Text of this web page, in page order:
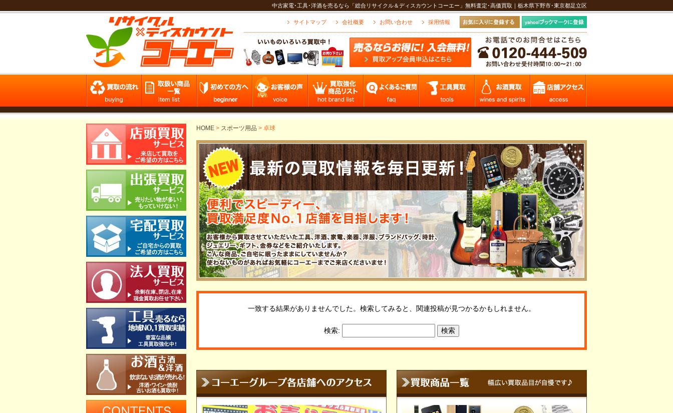
中古家電･工具･洋酒を売るなら「総合リサイクル＆ディスカウントコーエー」無料査定･高価買取｜栃木県下野市･東京都足立区
サイトマップ 会社概要 お問い合わせ 採用情報
HOME > スポーツ用品 > 卓球
一致する結果がありませんでした。検索してみると、関連投稿が見つかるかもしれません。
検索: